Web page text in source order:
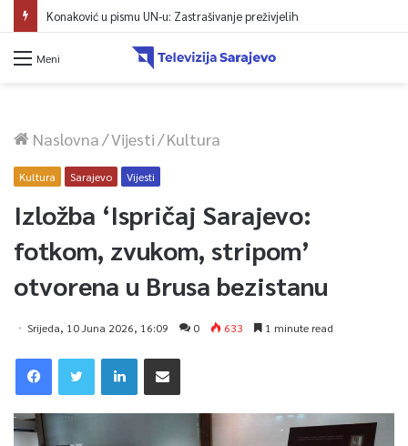
Konaković u pismu UN-u: Zastrašivanje preživjelih
Meni
Naslovna/Vijesti/Kultura
Kultura Sarajevo Vijesti
Izložba ‘Ispričaj Sarajevo:
fotkom, zvukom, stripom’
otvorena u Brusa bezistanu
Srijeda, 10 Juna 2026, 16:09 0 633 1 minute read